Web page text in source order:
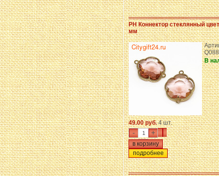
PH Коннектор стеклянный
мм
В
49.00 руб.4 шт.
- +
подробнее